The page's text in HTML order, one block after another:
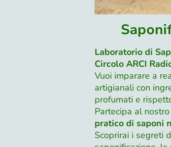
Laboratorio di
Circolo ARCI
Vuoi imparare a
artigianali con
profumati e
Partecipa al nostro
pratico di saponi
Scoprirai i segreti